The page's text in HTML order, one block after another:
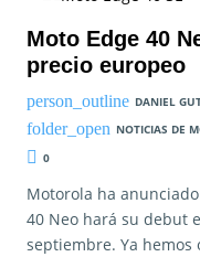
Moto Edge 40
precio europeo
DANIEL
NOTICIAS DE
0
Motorola ha
40 Neo hará su debut
septiembre. Ya hemos